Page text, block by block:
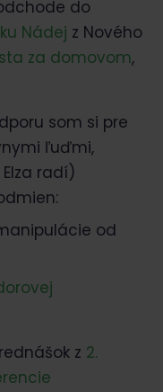
do
Nádej z Nového
za domovom,
som si pre
ľuďmi,
radí)
od
z 2.